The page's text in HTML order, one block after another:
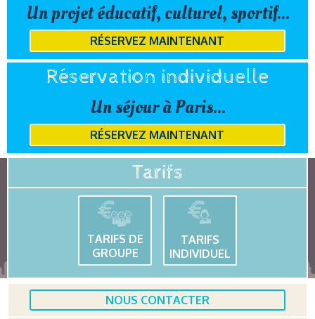
Un projet éducatif, culturel, sportif...
RÉSERVEZ MAINTENANT
Réservation individuelle
Un séjour à Paris...
RÉSERVEZ MAINTENANT
Tarifs
TARIFS DE
GROUPE
TARIFS
INDIVIDUEL
NOUS CONTACTER